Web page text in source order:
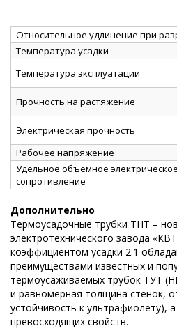
Относительное удлинение при
Температура усадки
Температура эксплуатации
Прочность на растяжение
Электрическая прочность
Рабочее напряжение
Удельное объемное электрическое
сопротивление
Дополнительно
Термоусадочные трубки ТНТ –
электротехнического завода
коэффициентом усадки 2:1
преимуществами известных и
термоусаживаемых трубок ТУТ
и равномерная толщина стенок,
устойчивость к ультрафиолету),
превосходящих свойств.